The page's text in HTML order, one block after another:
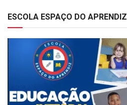
ESCOLA ESPAÇO DO APRENDIZ